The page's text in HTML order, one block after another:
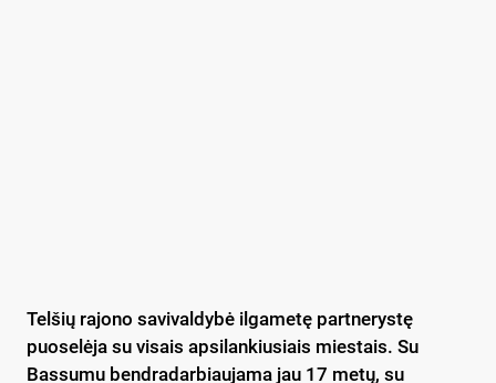
Telšių rajono savivaldybė ilgametę partnerystę
puoselėja su visais apsilankiusiais miestais. Su
Bassumu bendradarbiaujama jau 17 metų, su